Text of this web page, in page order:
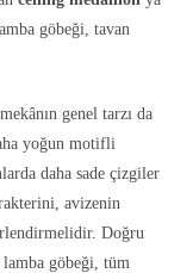
göbeği, tavan
genel tarzı da
yoğun motifli
daha sade çizgiler
avizenin
Doğru
göbeği, tüm